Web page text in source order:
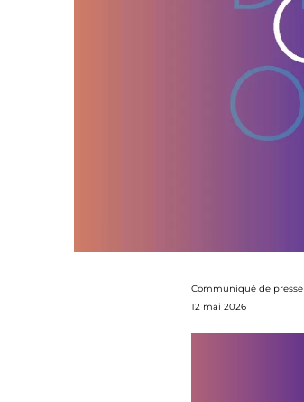
Communiqué de presse
12 mai 2026